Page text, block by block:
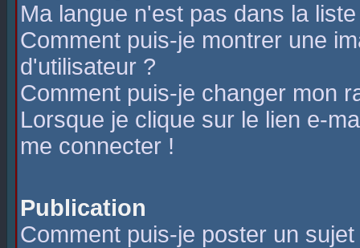
Ma langue n'est pas dans la
Comment puis-je montrer une
d'utilisateur ?
Comment puis-je changer mon
Lorsque je clique sur le lien e-
me connecter !
Publication
Comment puis-je poster un